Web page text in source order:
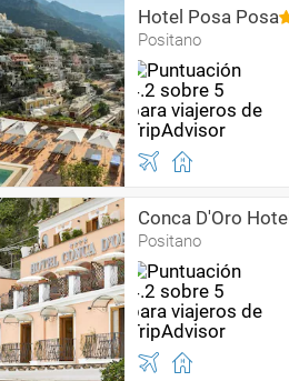
Hotel Posa Posa
Positano
Conca D'Oro Hotel
Positano